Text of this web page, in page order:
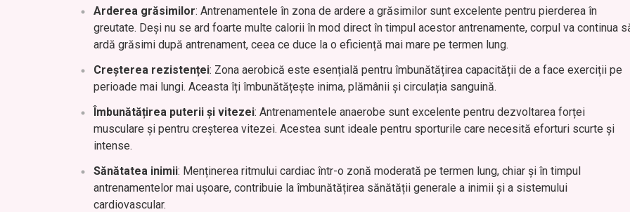
Arderea grăsimilor: Antrenamentele în zona de ardere a grăsimilor sunt excelente pentru pierderea în
greutate. Deși nu se ard foarte multe calorii în mod direct în timpul acestor antrenamente, corpul va continua
ardă grăsimi după antrenament, ceea ce duce la o eficiență mai mare pe termen lung.
Creșterea rezistenței: Zona aerobică este esențială pentru îmbunătățirea capacității de a face exerciții pe
perioade mai lungi. Aceasta îți îmbunătățește inima, plămânii și circulația sanguină.
Îmbunătățirea puterii și vitezei: Antrenamentele anaerobe sunt excelente pentru dezvoltarea forței
musculare și pentru creșterea vitezei. Acestea sunt ideale pentru sporturile care necesită eforturi scurte și
intense.
Sănătatea inimii: Menținerea ritmului cardiac într-o zonă moderată pe termen lung, chiar și în timpul
antrenamentelor mai ușoare, contribuie la îmbunătățirea sănătății generale a inimii și a sistemului
cardiovascular.